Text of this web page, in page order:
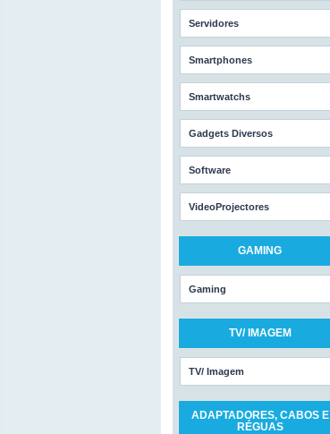
Servidores
Smartphones
Smartwatchs
Gadgets Diversos
Software
VideoProjectores
GAMING
Gaming
TV/ IMAGEM
TV/ Imagem
ADAPTADORES, CABOS E
RÉGUAS